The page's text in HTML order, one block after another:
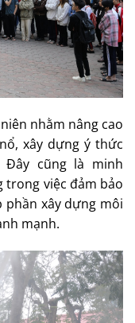
nhằm nâng cao
xây dựng ý thức
cũng là minh
trong việc đảm bảo
phần xây dựng môi
mạnh.